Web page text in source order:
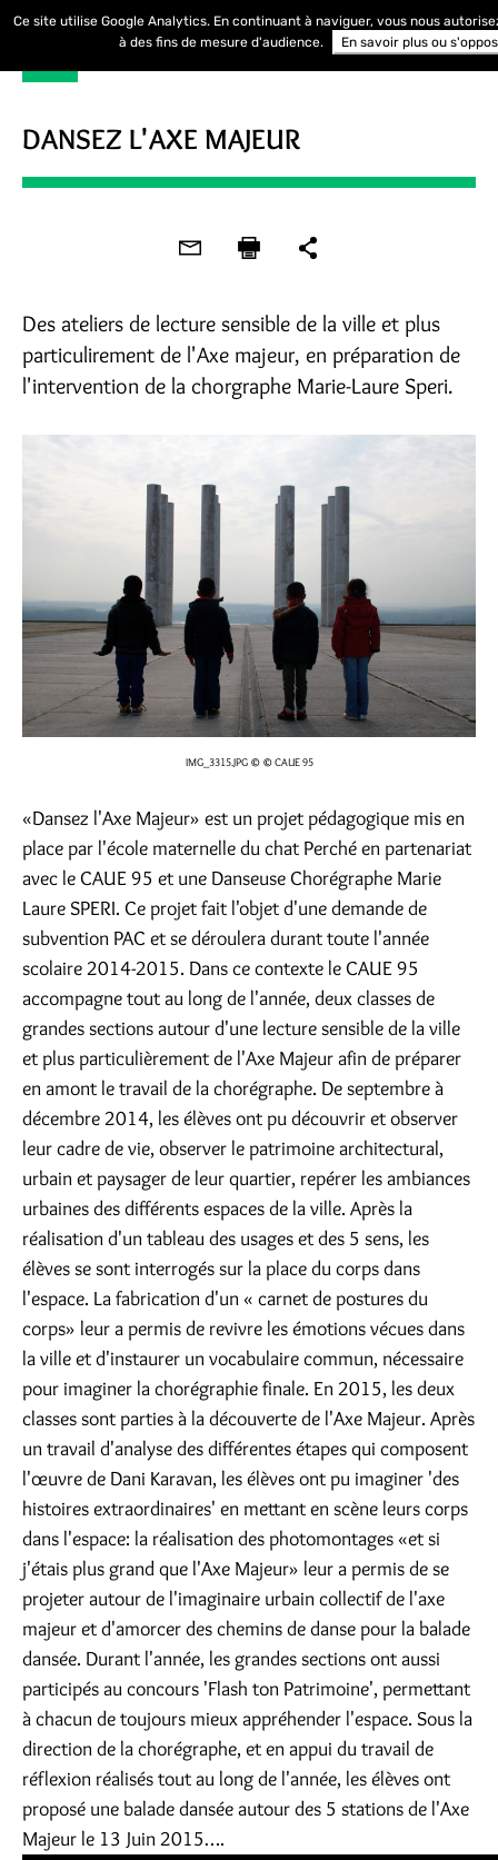
DANSEZ L'AXE MAJEUR
Des ateliers de lecture sensible de la ville et plus
particulirement de l'Axe majeur, en préparation de
l'intervention de la chorgraphe Marie-Laure Speri.
IMG_3315.JPG © © CAUE 95
«Dansez l'Axe Majeur» est un projet pédagogique mis en
place par l'école maternelle du chat Perché en partenariat
avec le CAUE 95 et une Danseuse Chorégraphe Marie
Laure SPERI. Ce projet fait l'objet d'une demande de
subvention PAC et se déroulera durant toute l'année
scolaire 2014-2015. Dans ce contexte le CAUE 95
accompagne tout au long de l'année, deux classes de
grandes sections autour d'une lecture sensible de la ville
et plus particulièrement de l'Axe Majeur afin de préparer
en amont le travail de la chorégraphe. De septembre à
décembre 2014, les élèves ont pu découvrir et observer
leur cadre de vie, observer le patrimoine architectural,
urbain et paysager de leur quartier, repérer les ambiances
urbaines des différents espaces de la ville. Après la
réalisation d'un tableau des usages et des 5 sens, les
élèves se sont interrogés sur la place du corps dans
l'espace. La fabrication d'un « carnet de postures du
corps» leur a permis de revivre les émotions vécues dans
la ville et d'instaurer un vocabulaire commun, nécessaire
pour imaginer la chorégraphie finale. En 2015, les deux
classes sont parties à la découverte de l'Axe Majeur. Après
un travail d'analyse des différentes étapes qui composent
l'œuvre de Dani Karavan, les élèves ont pu imaginer 'des
histoires extraordinaires' en mettant en scène leurs corps
dans l'espace: la réalisation des photomontages «et si
j'étais plus grand que l'Axe Majeur» leur a permis de se
projeter autour de l'imaginaire urbain collectif de l'axe
majeur et d'amorcer des chemins de danse pour la balade
dansée. Durant l'année, les grandes sections ont aussi
participés au concours 'Flash ton Patrimoine', permettant
à chacun de toujours mieux appréhender l'espace. Sous la
direction de la chorégraphe, et en appui du travail de
réflexion réalisés tout au long de l'année, les élèves ont
proposé une balade dansée autour des 5 stations de l'Axe
Majeur le 13 Juin 2015….
Ce site utilise Google Analytics. En continuant à naviguer, vous nous
à des fins de mesure d'audience.
En savoir plus ou